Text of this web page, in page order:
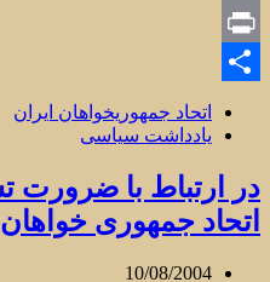
Email
Print
اتحاد جمهوریخواهان ایران
یادداشت سیاسی
در ارتباط با ضرورت
اتحاد جمهوری
10/08/2004